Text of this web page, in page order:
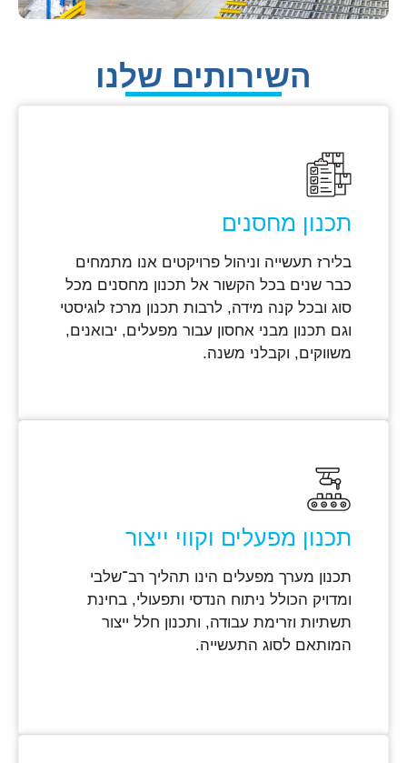
השירותים שלנו
תכנון מחסנים
בלירז תעשייה וניהול פרויקטים אנו מתמחים
כבר שנים בכל הקשור אל תכנון מחסנים מכל
סוג ובכל קנה מידה, לרבות תכנון מרכז לוגיסטי
וגם תכנון מבני אחסון עבור מפעלים, יבואנים,
משווקים, וקבלני משנה.
תכנון מפעלים וקווי ייצור
תכנון מערך מפעלים הינו תהליך רב־שלבי
ומדויק הכולל ניתוח הנדסי ותפעולי, בחינת
תשתיות וזרימת עבודה, ותכנון חלל ייצור
המותאם לסוג התעשייה.